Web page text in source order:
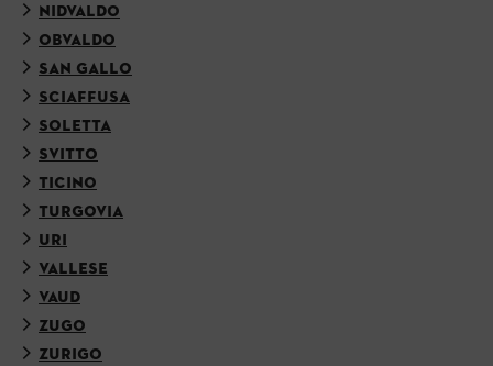
NIDVALDO
OBVALDO
SAN GALLO
SCIAFFUSA
SOLETTA
SVITTO
TICINO
TURGOVIA
URI
VALLESE
VAUD
ZUGO
ZURIGO